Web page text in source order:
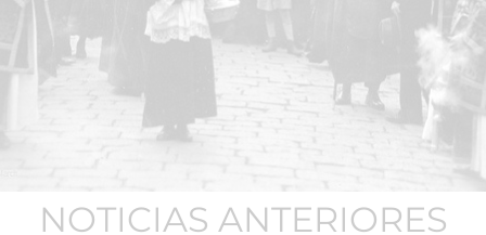
NOTICIAS ANTERIORES